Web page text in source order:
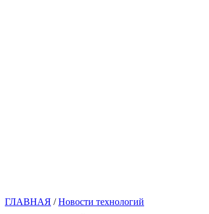
ГЛАВНАЯ /Новости технологий